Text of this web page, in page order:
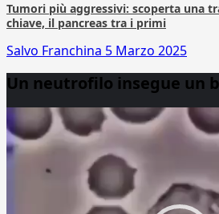
Tumori più aggressivi: scoperta una
chiave, il pancreas tra i primi
Salvo Franchina 5 Marzo 2025
Un neutrofilo insegue un
Player